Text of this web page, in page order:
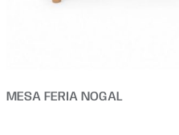
MESA FERIA NOGAL